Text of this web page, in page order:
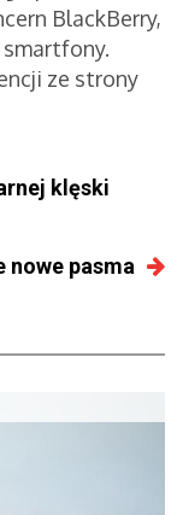
BlackBerry,
ze strony
klęski
nowe pasma